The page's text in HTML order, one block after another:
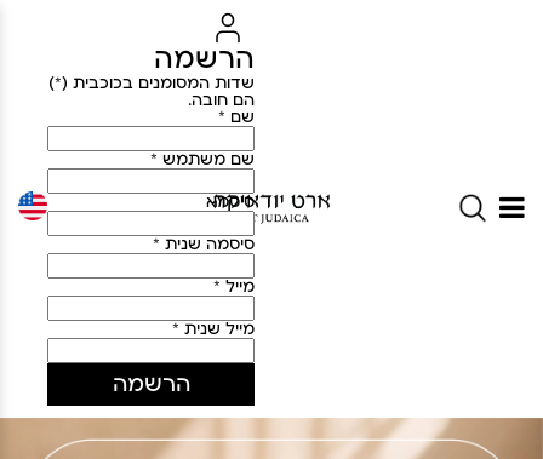
הרשמה
שדות המסומנים בכוכבית (*)
הם חובה.
שם *
שם משתמש *
סיסמא
סיסמה שנית *
מייל *
מייל שנית *
הרשמה